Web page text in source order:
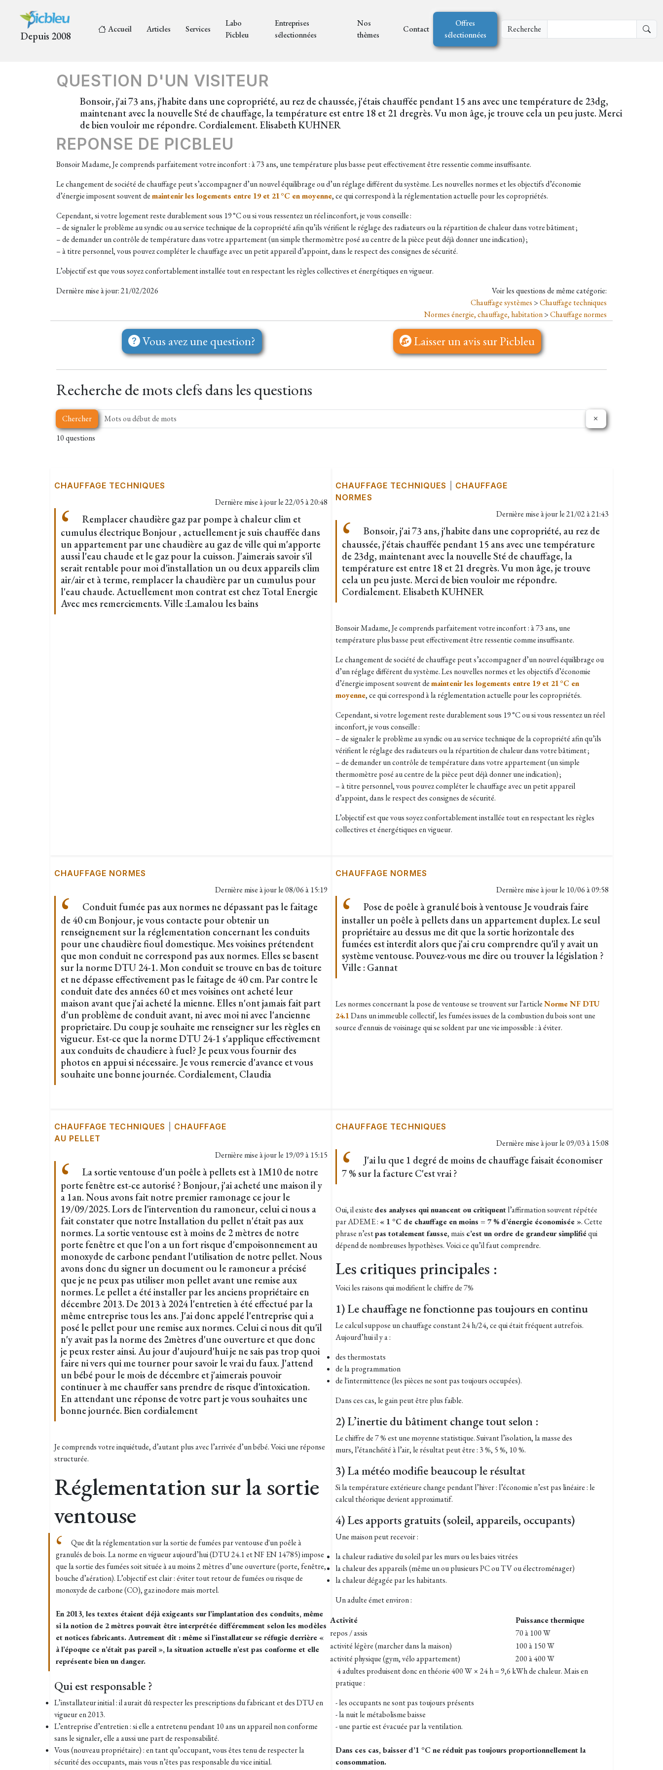
Depuis 2008
Accueil Articles Services
Labo
Picbleu
Entreprises
sélectionnées
Nos
thèmes
Contact
Offres
sélectionnées
Recherche
QUESTION D'UN VISITEUR
Bonsoir, j'ai 73 ans, j'habite dans une copropriété, au rez de chaussée, j'étais chauffée pendant 15 ans avec une température de 23dg,
maintenant avec la nouvelle Sté de chauffage, la température est entre 18 et 21 dregrès. Vu mon âge, je trouve cela un peu juste. Merci
de bien vouloir me répondre. Cordialement. Elisabeth KUHNER
REPONSE DE PICBLEU
Bonsoir Madame, Je comprends parfaitement votre inconfort : à 73 ans, une température plus basse peut effectivement être ressentie comme insuffisante.
Le changement de société de chauffage peut s’accompagner d’un nouvel équilibrage ou d’un réglage différent du système. Les nouvelles normes et les objectifs d’économie
d’énergie imposent souvent demaintenir les logements entre 19 et 21 °C en moyenne, ce qui correspond à la réglementation actuelle pour les copropriétés.
Cependant, si votre logement reste durablement sous 19 °C ou si vous ressentez un réel inconfort, je vous conseille :
– de signaler le problème au syndic ou au service technique de la copropriété afin qu’ils vérifient le réglage des radiateurs ou la répartition de chaleur dans votre bâtiment ;
– de demander un contrôle de température dans votre appartement (un simple thermomètre posé au centre de la pièce peut déjà donner une indication) ;
– à titre personnel, vous pouvez compléter le chauffage avec un petit appareil d’appoint, dans le respect des consignes de sécurité.
L’objectif est que vous soyez confortablement installée tout en respectant les règles collectives et énergétiques en vigueur.
Dernière mise à jour: 21/02/2026
Voir les questions de même catégorie:
Chauffage systèmes >Chauffage techniques
Normes énergie, chauffage, habitation>Chauffage normes
Vous avez une question? Laisser un avis sur Picbleu
Recherche de mots clefs dans les questions
Chercher
10 questions
CHAUFFAGE TECHNIQUES
Dernière mise à jour le22/05 à 20:48
Remplacer chaudière gaz par pompe à chaleur clim et
cumulus électrique Bonjour , actuellement je suis chauffée dans
un appartement par une chaudière au gaz de ville qui m'apporte
aussi l'eau chaude et le gaz pour la cuisson. J'aimerais savoir s'il
serait rentable pour moi d'installation un ou deux appareils clim
air/air et à terme, remplacer la chaudière par un cumulus pour
l'eau chaude. Actuellement mon contrat est chez Total Energie
Avec mes remerciements. Ville :Lamalou les bains
CHAUFFAGE TECHNIQUES
CHAUFFAGE
NORMES
Dernière mise à jour le21/02 à 21:43
Bonsoir, j'ai 73 ans, j'habite dans une copropriété, au rez de
chaussée, j'étais chauffée pendant 15 ans avec une température
de 23dg, maintenant avec la nouvelle Sté de chauffage, la
température est entre 18 et 21 dregrès. Vu mon âge, je trouve
cela un peu juste. Merci de bien vouloir me répondre.
Cordialement. Elisabeth KUHNER
Bonsoir Madame, Je comprends parfaitement votre inconfort : à 73 ans, une
température plus basse peut effectivement être ressentie comme insuffisante.
Le changement de société de chauffage peut s’accompagner d’un nouvel équilibrage ou
d’un réglage différent du système. Les nouvelles normes et les objectifs d’économie
d’énergie imposent souvent demaintenir les logements entre 19 et 21 °C en
moyenne, ce qui correspond à la réglementation actuelle pour les copropriétés.
Cependant, si votre logement reste durablement sous 19 °C ou si vous ressentez un réel
inconfort, je vous conseille :
– de signaler le problème au syndic ou au service technique de la copropriété afin qu’ils
vérifient le réglage des radiateurs ou la répartition de chaleur dans votre bâtiment ;
– de demander un contrôle de température dans votre appartement (un simple
thermomètre posé au centre de la pièce peut déjà donner une indication) ;
– à titre personnel, vous pouvez compléter le chauffage avec un petit appareil
d’appoint, dans le respect des consignes de sécurité.
L’objectif est que vous soyez confortablement installée tout en respectant les règles
collectives et énergétiques en vigueur.
CHAUFFAGE NORMES
Dernière mise à jour le08/06 à 15:19
Conduit fumée pas aux normes ne dépassant pas le faitage
de 40 cm Bonjour, je vous contacte pour obtenir un
renseignement sur la réglementation concernant les conduits
pour une chaudière fioul domestique. Mes voisines prétendent
que mon conduit ne correspond pas aux normes. Elles se basent
sur la norme DTU 24-1. Mon conduit se trouve en bas de toiture
et ne dépasse effectivement pas le faitage de 40 cm. Par contre le
conduit date des années 60 et mes voisines ont acheté leur
maison avant que j'ai acheté la mienne. Elles n'ont jamais fait part
d'un problème de conduit avant, ni avec moi ni avec l'ancienne
proprietaire. Du coup je souhaite me renseigner sur les règles en
vigueur. Est-ce que la norme DTU 24-1 s'applique effectivement
aux conduits de chaudiere à fuel? Je peux vous fournir des
photos en appui si nécessaire. Je vous remercie d'avance et vous
souhaite une bonne journée. Cordialement, Claudia
CHAUFFAGE NORMES
Dernière mise à jour le 10/06 à 09:58
Pose de poêle à granulé bois à ventouse Je voudrais faire
installer un poêle à pellets dans un appartement duplex. Le seul
propriétaire au dessus me dit que la sortie horizontale des
fumées est interdit alors que j'ai cru comprendre qu'il y avait un
système ventouse. Pouvez-vous me dire ou trouver la législation ?
Ville : Gannat
Les normes concernant la pose de ventouse se trouvent sur l'articleNorme NF DTU
24.1Dans un immeuble collectif, les fumées issues de la combustion du bois sont une
source d'ennuis de voisinage qui se soldent par une vie impossible : à éviter.​
CHAUFFAGE TECHNIQUES
CHAUFFAGE
AU PELLET
Dernière mise à jour le 19/09 à 15:15
La sortie ventouse d'un poêle à pellets est à 1M10 de notre
porte fenêtre est-ce autorisé ? Bonjour, j'ai acheté une maison il y
a 1an. Nous avons fait notre premier ramonage ce jour le
19/09/2025. Lors de l'intervention du ramoneur, celui ci nous a
fait constater que notre Installation du pellet n'était pas aux
normes. La sortie ventouse est à moins de 2 mètres de notre
porte fenêtre et que l'on a un fort risque d'empoisonnement au
monoxyde de carbone pendant l'utilisation de notre pellet. Nous
avons donc du signer un document ou le ramoneur a précisé
que je ne peux pas utiliser mon pellet avant une remise aux
normes. Le pellet a été installer par les anciens propriétaire en
décembre 2013. De 2013 à 2024 l'entretien à été effectué par la
même entreprise tous les ans. J'ai donc appelé l'entreprise qui a
posé le pellet pour une remise aux normes. Celui ci nous dit qu'il
n'y avait pas la norme des 2mètres d'une ouverture et que donc
je peux rester ainsi. Au jour d'aujourd'hui je ne sais pas trop quoi
faire ni vers qui me tourner pour savoir le vrai du faux. J'attend
un bébé pour le mois de décembre et j'aimerais pouvoir
continuer à me chauffer sans prendre de risque d'intoxication.
En attendant une réponse de votre part je vous souhaites une
bonne journée. Bien cordialement
Je comprends votre inquiétude, d’autant plus avec l’arrivée d’un bébé. Voici une réponse
structurée.
Réglementation sur la sortie
ventouse
Que dit la réglementation sur la sortie de fumées par ventouse d'un poêle à
granulés de bois. La norme en vigueur aujourd’hui (DTU 24.1 et NF EN 14785) impose
que la sortie des fumées soit située à au moins 2 mètres d’une ouverture (porte, fenêtre,
bouche d’aération). L’objectif est clair : éviter tout retour de fumées ou risque de
monoxyde de carbone (CO), gaz inodore mais mortel.
En 2013, les textes étaient déjà exigeants sur l’implantation des conduits, même
si la notion de 2 mètres pouvait être interprétée différemment selon les modèles
et notices fabricants. Autrement dit : même si l’installateur se réfugie derrière «
à l’époque ce n’était pas pareil », la situation actuelle n’est pas conforme et elle
représente bien un danger.
Qui est responsable ?
L’installateur initial : il aurait dû respecter les prescriptions du fabricant et des DTU en
vigueur en 2013.
L’entreprise d’entretien : si elle a entretenu pendant 10 ans un appareil non conforme
sans le signaler, elle a aussi une part de responsabilité.
Vous (nouveau propriétaire) : en tant qu’occupant, vous êtes tenu de respecter la
sécurité des occupants, mais vous n’êtes pas responsable du vice initial.
CHAUFFAGE TECHNIQUES
Dernière mise à jour le09/03 à 15:08
J'ai lu que 1 degré de moins de chauffage faisait économiser
7 % sur la facture C'est vrai ?
Oui, il existe des analyses qui nuancent ou critiquentl’affirmation souvent répétée
par ADEME :« 1 °C de chauffage en moins = 7 % d’énergie économisée ». Cette
phrase n’estpas totalement fausse, mais c’est un ordre de grandeur simplifiéqui
dépend de nombreuses hypothèses. Voici ce qu’il faut comprendre.
Les critiques principales :
Voici les raisons qui modifient le chiffre de 7%
1) Le chauffage ne fonctionne pas toujours en continu
Le calcul suppose un chauffage constant 24 h/24, ce qui était fréquent autrefois.
Aujourd’hui il y a :
des thermostats
de la programmation
de l'intermittence (les pièces ne sont pas toujours occupées).
Dans ces cas, le gain peut être plus faible.
2) L’inertie du bâtiment change tout selon :
Le chiffre de 7 % est une moyenne statistique. Suivant l’isolation, la masse des
murs, l’étanchéité à l’air, le résultat peut être : 3 %, 5 %, 10 %.
3) La météo modifie beaucoup le résultat
Si la température extérieure change pendant l’hiver : l’économie n’est pas linéaire : le
calcul théorique devient approximatif.
4) Les apports gratuits (soleil, appareils, occupants)
Une maison peut recevoir :
la chaleur radiative du soleil par les murs ou les baies vitrées
la chaleur des appareils (même un ou plusieurs PC ou TV ou électroménager)
la chaleur dégagée par les habitants.
Un adulte émet environ :
Activité
Puissance thermique
repos / assis
70 à 100 W
activité légère (marcher dans la maison)
100 à 150 W
activité physique (gym, vélo appartement)
200 à 400 W
4 adultes produisent donc en théorie 400 W × 24 h = 9,6 kWh de chaleur. Mais en
pratique :
- les occupants ne sont pas toujours présents
- la nuit le métabolisme baisse
- une partie est évacuée par la ventilation.
Dans ces cas, baisser d’1 °C ne réduit pas toujours proportionnellement la
consommation.